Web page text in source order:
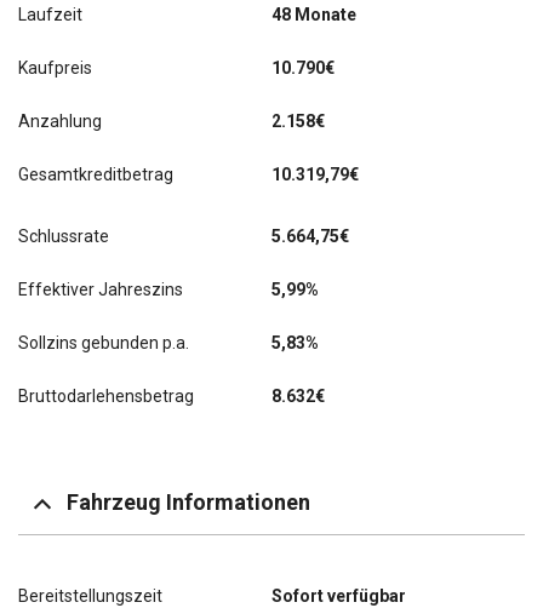
Laufzeit 48 Monate
Kaufpreis 10.790€
Anzahlung 2.158€
Gesamtkreditbetrag 10.319,79€
Schlussrate 5.664,75€
Effektiver Jahreszins 5,99%
Sollzins gebunden p.a. 5,83%
Bruttodarlehensbetrag 8.632€
Fahrzeug Informationen
Bereitstellungszeit Sofort verfügbar